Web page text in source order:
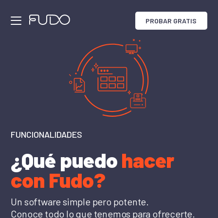
PROBAR GRATIS
Vendedor IA
Recepcionista IA
Trabaja con nosotros
FUNCIONALIDADES
¿Qué puedo hacer
con Fudo?
Un software simple pero potente.
Conoce todo lo que tenemos para ofrecerte.